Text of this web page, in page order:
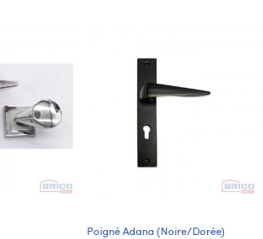
Poigné Adana (Noire/Dorée)